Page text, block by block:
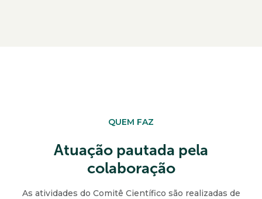
QUEM FAZ
Atuação pautada pela
colaboração
As atividades do Comitê Científico são realizadas de